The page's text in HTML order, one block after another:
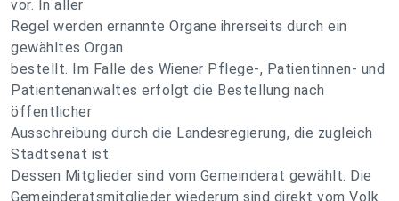
vor. In aller
Regel werden ernannte Organe ihrerseits durch ein
gewähltes Organ
bestellt. Im Falle des Wiener Pflege-, Patientinnen- und
Patientenanwaltes erfolgt die Bestellung nach
öffentlicher
Ausschreibung durch die Landesregierung, die zugleich
Stadtsenat ist.
Dessen Mitglieder sind vom Gemeinderat gewählt. Die
Gemeinderatsmitglieder wiederum sind direkt vom Volk